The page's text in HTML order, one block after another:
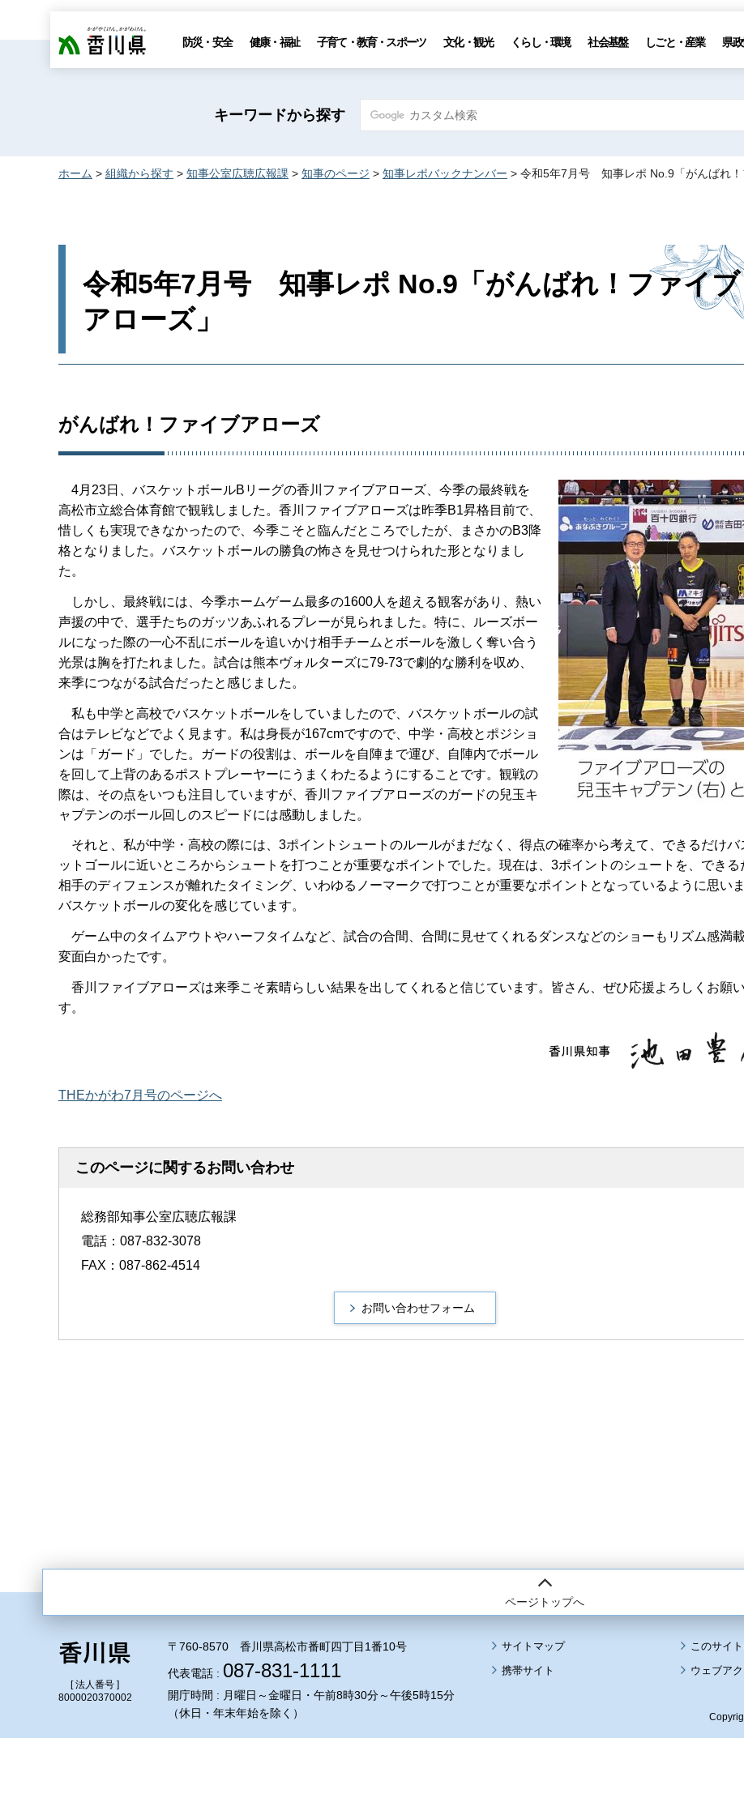
香川県 防災・安全 健康・福祉 子育て・教育・スポーツ 文化・観光 くらし・環境 社会基盤 しごと・産業 県
キーワードから探す
ホーム > 組織から探す > 知事公室広聴広報課 > 知事のページ > 知事レポバックナンバー > 令和5年7月号 知事レポ No.9「がんばれ！
令和5年7月号 知事レポ No.9「がんばれ！ファイブ
アローズ」
がんばれ！ファイブアローズ
4月23日、バスケットボールBリーグの香川ファイブアローズ、今季の最終戦を
高松市立総合体育館で観戦しました。香川ファイブアローズは昨季B1昇格目前で、
惜しくも実現できなかったので、今季こそと臨んだところでしたが、まさかのB3降
格となりました。バスケットボールの勝負の怖さを見せつけられた形となりまし
た。
しかし、最終戦には、今季ホームゲーム最多の1600人を超える観客があり、熱い
声援の中で、選手たちのガッツあふれるプレーが見られました。特に、ルーズボー
ルになった際の一心不乱にボールを追いかけ相手チームとボールを激しく奪い合う
光景は胸を打たれました。試合は熊本ヴォルターズに79-73で劇的な勝利を収め、
来季につながる試合だったと感じました。
私も中学と高校でバスケットボールをしていましたので、バスケットボールの試
合はテレビなどでよく見ます。私は身長が167cmですので、中学・高校とポジショ
ンは「ガード」でした。ガードの役割は、ボールを自陣まで運び、自陣内でボール
を回して上背のあるポストプレーヤーにうまくわたるようにすることです。観戦の
際は、その点をいつも注目していますが、香川ファイブアローズのガードの兒玉キ
ャプテンのボール回しのスピードには感動しました。
それと、私が中学・高校の際には、3ポイントシュートのルールがまだなく、得点の確率から考えて、できるだけバ
ットゴールに近いところからシュートを打つことが重要なポイントでした。現在は、3ポイントのシュートを、できる
相手のディフェンスが離れたタイミング、いわゆるノーマークで打つことが重要なポイントとなっているように思いま
バスケットボールの変化を感じています。
ゲーム中のタイムアウトやハーフタイムなど、試合の合間、合間に見せてくれるダンスなどのショーもリズム感満
変面白かったです。
香川ファイブアローズは来季こそ素晴らしい結果を出してくれると信じています。皆さん、ぜひ応援よろしくお願
す。
THEかがわ7月号のページへ
このページに関するお問い合わせ
総務部知事公室広聴広報課
電話：087-832-3078
FAX：087-862-4514
ページトップへ
[ 法人番号 ]
8000020370002
〒760-8570 香川県高松市番町四丁目1番10号
代表電話 : 087-831-1111
開庁時間 : 月曜日～金曜日・午前8時30分～午後5時15分
（休日・年末年始を除く）
サイトマップ
このサイ
携帯サイト
ウェブア